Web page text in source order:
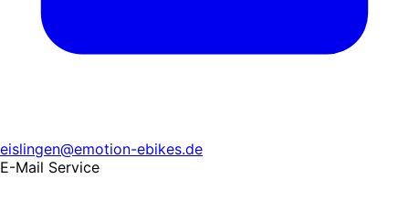
eislingen@emotion-ebikes.de
E-Mail Service